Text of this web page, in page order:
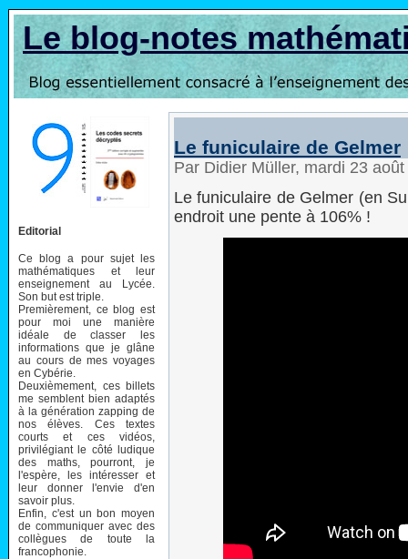
Le blog-notes
Editorial
Ce blog a pour sujet les
mathématiques et leur
enseignement au Lycée.
Son but est triple.
Premièrement, ce blog est
pour moi une manière
idéale de classer les
informations que je glâne
au cours de mes voyages
en Cybérie.
Deuxièmement, ces billets
me semblent bien adaptés
à la génération zapping de
nos élèves. Ces textes
courts et ces vidéos,
privilégiant le côté ludique
des maths, pourront, je
l'espère, les intéresser et
leur donner l'envie d'en
savoir plus.
Enfin, c'est un bon moyen
de communiquer avec des
collègues de toute la
francophonie.
Le funiculaire de Gelmer
Par Didier Müller, mardi 23
Le funiculaire de Gelmer (en
endroit une pente à 106% !